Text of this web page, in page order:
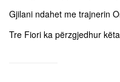
Gjilani ndahet me trajnerin
Tre Fiori ka përzgjedhur